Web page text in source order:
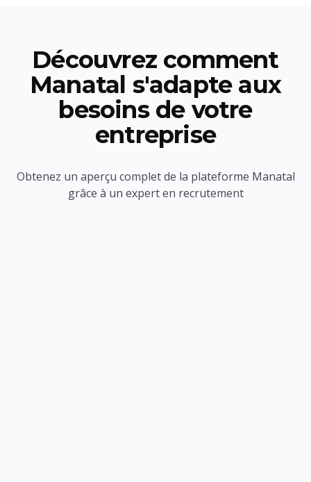
Découvrez comment
Manatal s'adapte aux
besoins de votre
entreprise
Obtenez un aperçu complet de la plateforme Manatal
grâce à un expert en recrutement